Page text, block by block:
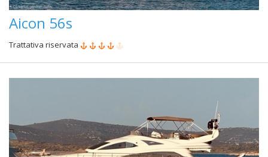
Aicon 56s
Trattativa riservata